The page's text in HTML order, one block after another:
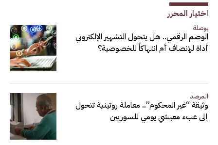
اختيار المحرر
بوصلة
الوصم الرقمي.. هل يتحول التشهير الإلكتروني
أداة للإنصاف أم انتهاكاً للخصوصية؟
المرصد
وثيقة “غير المحكوم”.. معاملة روتينية تتحول
إلى عبء معيشي يومي للسوريين